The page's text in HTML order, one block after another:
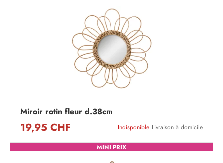
Miroir rotin fleur d.38cm
19,95 CHF Indisponible Livraison à domicile
MINI PRIX